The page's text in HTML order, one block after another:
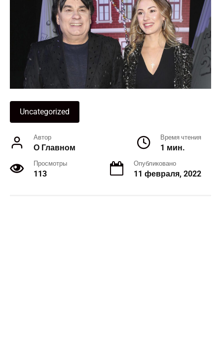
Uncategorized
Автор
О Главном
Время чтения
1 мин.
Просмотры
113
Опубликовано
11 февраля, 2022